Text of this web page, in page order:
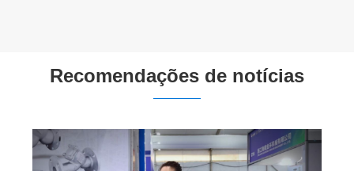
Recomendações de notícias